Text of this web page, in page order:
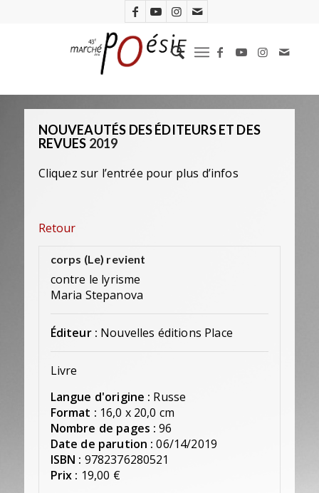
NOUVEAUTÉS DES ÉDITEURS ET DES
REVUES 2019
Cliquez sur l’entrée pour plus d’infos
Retour
corps (Le) revient
contre le lyrisme
Maria Stepanova
Éditeur : Nouvelles éditions Place
Livre
Langue d'origine : Russe
Format : 16,0 x 20,0 cm
Nombre de pages : 96
Date de parution : 06/14/2019
ISBN : 9782376280521
Prix : 19,00 €